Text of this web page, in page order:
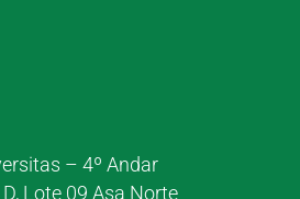
– 4º Andar
Lote 09 Asa Norte